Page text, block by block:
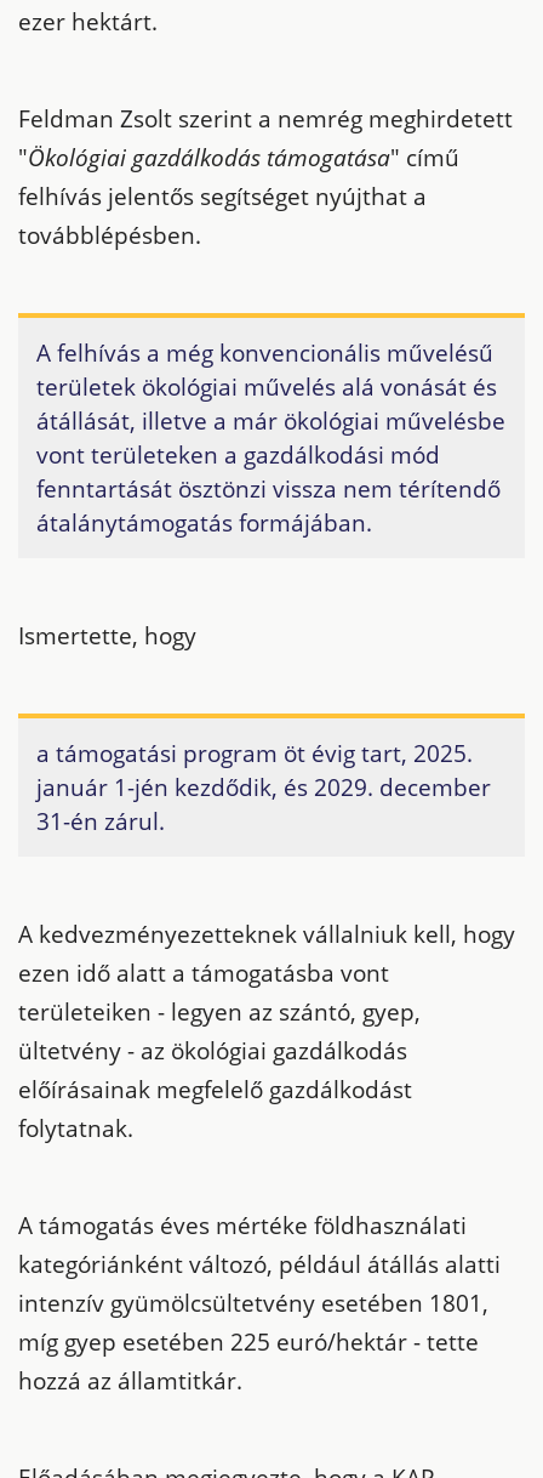
ezer hektárt.
Feldman Zsolt szerint a nemrég meghirdetett
"Ökológiai gazdálkodás támogatása" című
felhívás jelentős segítséget nyújthat a
továbblépésben.
A felhívás a még konvencionális művelésű
területek ökológiai művelés alá vonását és
átállását, illetve a már ökológiai művelésbe
vont területeken a gazdálkodási mód
fenntartását ösztönzi vissza nem térítendő
átalánytámogatás formájában.
Ismertette, hogy
a támogatási program öt évig tart, 2025.
január 1-jén kezdődik, és 2029. december
31-én zárul.
A kedvezményezetteknek vállalniuk kell, hogy
ezen idő alatt a támogatásba vont
területeiken - legyen az szántó, gyep,
ültetvény - az ökológiai gazdálkodás
előírásainak megfelelő gazdálkodást
folytatnak.
A támogatás éves mértéke földhasználati
kategóriánként változó, például átállás alatti
intenzív gyümölcsültetvény esetében 1801,
míg gyep esetében 225 euró/hektár - tette
hozzá az államtitkár.